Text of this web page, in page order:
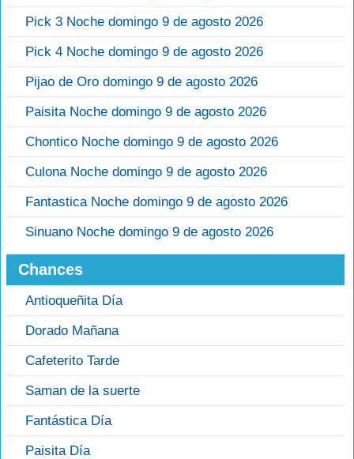
Pick 3 Noche domingo 9 de agosto 2026
Pick 4 Noche domingo 9 de agosto 2026
Pijao de Oro domingo 9 de agosto 2026
Paisita Noche domingo 9 de agosto 2026
Chontico Noche domingo 9 de agosto 2026
Culona Noche domingo 9 de agosto 2026
Fantastica Noche domingo 9 de agosto 2026
Sinuano Noche domingo 9 de agosto 2026
Chances
Antioqueñita Día
Dorado Mañana
Cafeterito Tarde
Saman de la suerte
Fantástica Día
Paisita Día